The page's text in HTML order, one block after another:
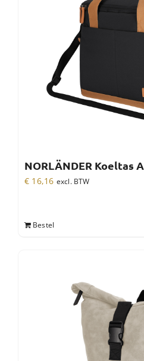
NORLÄNDER Koeltas
€ 16,16 excl. BTW
Bestel